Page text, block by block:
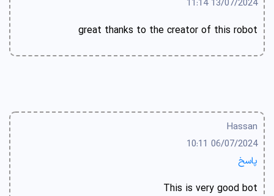
13/07/2024 11:14
great thanks to the creator of this robot
Hassan
06/07/2024 10:11
پاسخ
This is very good bot